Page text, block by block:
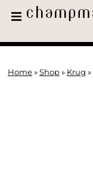
Home » Shop » Krug »